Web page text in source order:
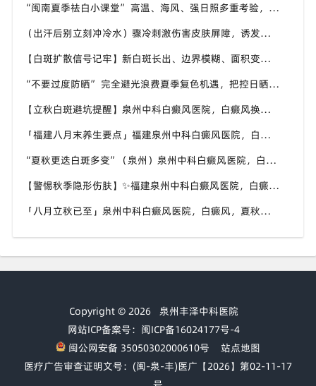
“闽南夏季祛白小课堂” 高温、海风、强日照多重考验，福建泉州中科白癜风医院面向本地白斑人群输出实用科普内容
（出汗后别立刻冲冷水）骤冷刺激伤害皮肤屏障，诱发白斑波动，福建泉州中科白癜风医院讲解白癜风患者洗澡注意事项
【白斑扩散信号记牢】新白斑长出、边界模糊、面积变大，盛夏出现尽快重视，福建泉州中科白癜风医院提供专业诊疗参考
“不要过度防晒” 完全避光浪费夏季复色机遇，把控日晒时长，福建泉州中科白癜风医院科普白癜风日晒科学尺度
【立秋白斑避坑提醒】泉州中科白癜风医院，白癜风换季养护，避开误区少走弯路
「福建八月末养生要点」福建泉州中科白癜风医院，白癜风，合理运动助力身体状态
“夏秋更迭白斑多变”（泉州）泉州中科白癜风医院，白癜风，早留意皮肤异常变化
【警惕秋季隐形伤肤】✨福建泉州中科白癜风医院，白癜风，秋风也会给皮肤带来刺激
「八月立秋已至」泉州中科白癜风医院，白癜风，夏秋交替做好养护，助力白斑维稳
Copyright © 2026 泉州丰泽中科医院
网站ICP备案号：闽ICP备16024177号-4
闽公网安备 35050302000610号
站点地图
医疗广告审查证明文号：(闽-泉-丰)医广【2026】第02-11-17